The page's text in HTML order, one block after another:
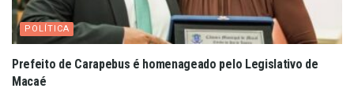
POLÍTICA
Prefeito de Carapebus é homenageado pelo Legislativo de
Macaé